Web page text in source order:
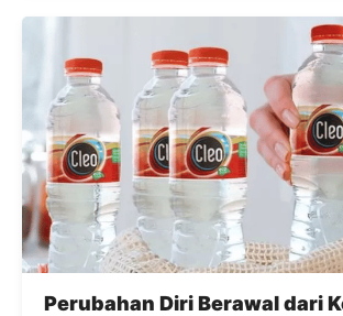
Perubahan Diri Berawal dari